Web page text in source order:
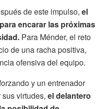
de este impulso, el
encarar las próximas
Para Ménder, el reto
de una racha positiva,
ofensiva del equipo.
y un entrenador
virtudes, el delantero